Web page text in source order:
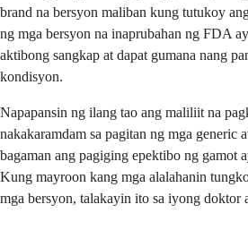
brand na bersyon maliban kung tutukoy
ng mga bersyon na inaprubahan ng FDA
aktibong sangkap at dapat gumana nang
kondisyon.
Napapansin ng ilang tao ang maliliit na
nakakaramdam sa pagitan ng mga generic
bagaman ang pagiging epektibo ng gamot
Kung mayroon kang mga alalahanin
mga bersyon, talakayin ito sa iyong doktor